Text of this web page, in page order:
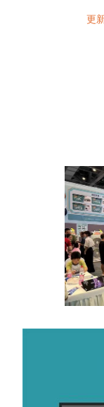
更